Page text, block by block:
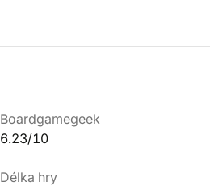
Boardgamegeek
6.23/10
Délka hry